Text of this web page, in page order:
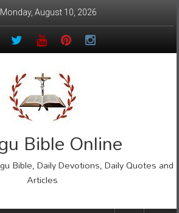
Monday, August 10, 2026
Bible Online
Bible, Daily Devotions, Daily Quotes and
Articles